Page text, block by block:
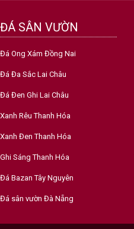
ĐÁ SÂN VƯỜN
Đá Ong Xám Đồng Nai
Đá Đa Sắc Lai Châu
Đá Đen Ghi Lai Châu
Xanh Rêu Thanh Hóa
Xanh Đen Thanh Hóa
Ghi Sáng Thanh Hóa
Đá Bazan Tây Nguyên
Đá sân vườn Đà Nẵng